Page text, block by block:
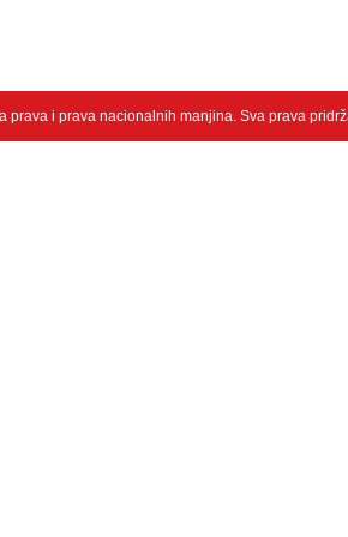
prava i prava nacionalnih manjina. Sva prava